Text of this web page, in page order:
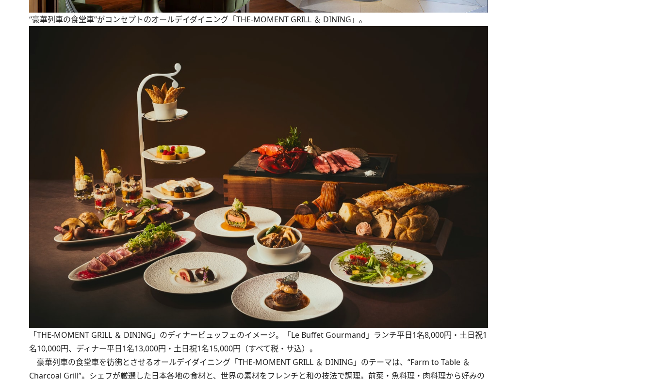
“豪華列車の食堂車”がコンセプトのオールデイダイニング「THE-MOMENT GRILL ＆ DINING」。
「THE-MOMENT GRILL ＆ DINING」のディナービュッフェのイメージ。「Le Buffet Gourmand」ランチ平日1名8,000円・土日祝1
名10,000円、ディナー平日1名13,000円・土日祝1名15,000円（すべて税・サ込）。
豪華列車の食堂車を彷彿とさせるオールデイダイニング「THE-MOMENT GRILL ＆ DINING」のテーマは、“Farm to Table ＆
Charcoal Grill”。シェフが厳選した日本各地の食材と、世界の素材をフレンチと和の技法で調理。前菜・魚料理・肉料理から好みの